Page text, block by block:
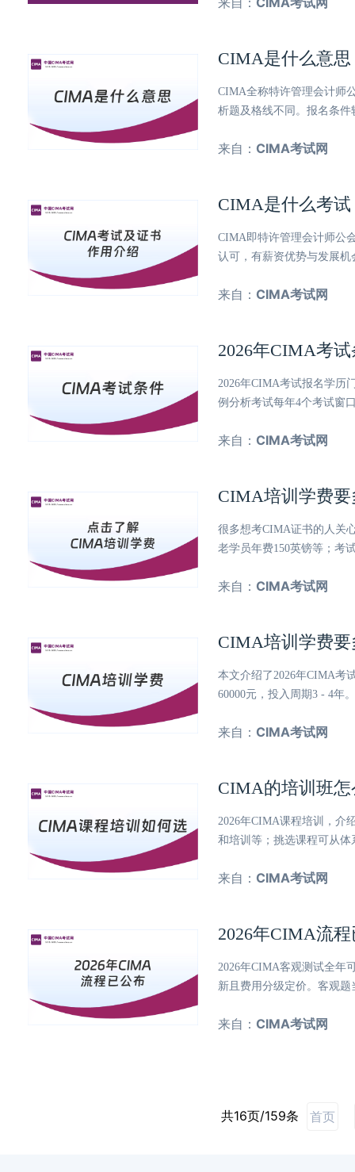
CIMA是什么意
CIMA全称特许管理会计师
析题及格线不同。报名条
来自： CIMA考试网
CIMA是什么考
CIMA即特许管理会计师公
认可，有薪资优势与发展
来自： CIMA考试网
2026年CIMA考
2026年CIMA考试报名学历
例分析考试每年4个考试窗
来自： CIMA考试网
CIMA培训学费
很多想考CIMA证书的人关
老学员年费150英镑等；考
来自： CIMA考试网
CIMA培训学费
本文介绍了2026年CIMA考
60000元，投入周期3 - 4年
来自： CIMA考试网
CIMA的培训班
2026年CIMA课程培训，介
和培训等；挑选课程可从
来自： CIMA考试网
2026年CIMA流
2026年CIMA客观测试全年
新且费用分级定价。客观
来自： CIMA考试网
共16页/159条 首页